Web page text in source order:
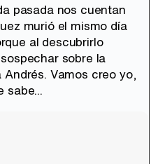
pasada nos cuentan
murió el mismo día
al descubrirlo
sobre la
Vamos creo yo,
sabe...